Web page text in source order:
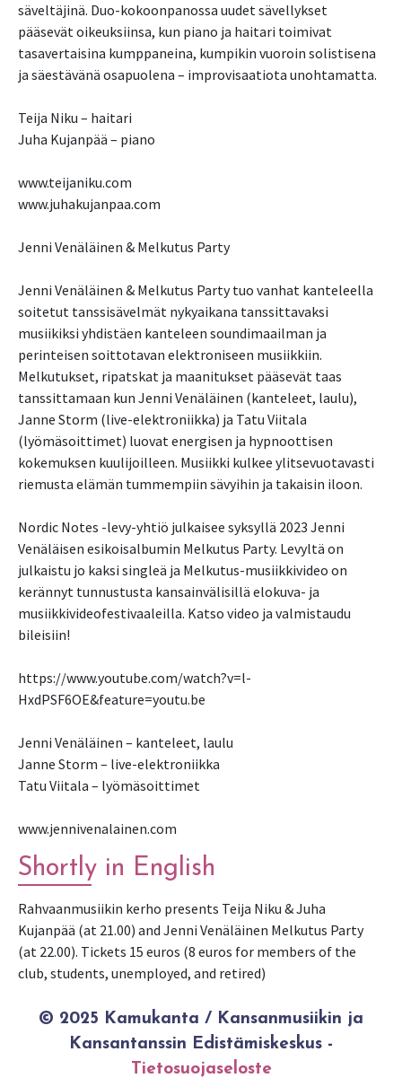
säveltäjinä. Duo-kokoonpanossa uudet sävellykset
pääsevät oikeuksiinsa, kun piano ja haitari toimivat
tasavertaisina kumppaneina, kumpikin vuoroin solistisena
ja säestävänä osapuolena – improvisaatiota unohtamatta.
Teija Niku – haitari
Juha Kujanpää – piano
www.teijaniku.com
www.juhakujanpaa.com
Jenni Venäläinen & Melkutus Party
Jenni Venäläinen & Melkutus Party tuo vanhat kanteleella
soitetut tanssisävelmät nykyaikana tanssittavaksi
musiikiksi yhdistäen kanteleen soundimaailman ja
perinteisen soittotavan elektroniseen musiikkiin.
Melkutukset, ripatskat ja maanitukset pääsevät taas
tanssittamaan kun Jenni Venäläinen (kanteleet, laulu),
Janne Storm (live-elektroniikka) ja Tatu Viitala
(lyömäsoittimet) luovat energisen ja hypnoottisen
kokemuksen kuulijoilleen. Musiikki kulkee ylitsevuotavasti
riemusta elämän tummempiin sävyihin ja takaisin iloon.
Nordic Notes -levy-yhtiö julkaisee syksyllä 2023 Jenni
Venäläisen esikoisalbumin Melkutus Party. Levyltä on
julkaistu jo kaksi singleä ja Melkutus-musiikkivideo on
kerännyt tunnustusta kansainvälisillä elokuva- ja
musiikkivideofestivaaleilla. Katso video ja valmistaudu
bileisiin!
https://www.youtube.com/watch?v=l-
HxdPSF6OE&feature=youtu.be
Jenni Venäläinen – kanteleet, laulu
Janne Storm – live-elektroniikka
Tatu Viitala – lyömäsoittimet
www.jennivenalainen.com
Shortly in English
Rahvaanmusiikin kerho presents Teija Niku & Juha
Kujanpää (at 21.00) and Jenni Venäläinen Melkutus Party
(at 22.00). Tickets 15 euros (8 euros for members of the
club, students, unemployed, and retired)
© 2025 Kamukanta / Kansanmusiikin ja
Kansantanssin Edistämiskeskus -
Tietosuojaseloste